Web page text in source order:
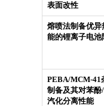
表面改性
熔喷法制备优异
能的锂离子电池
PEBA/MCM-41
制备及其对苯酚
汽化分离性能